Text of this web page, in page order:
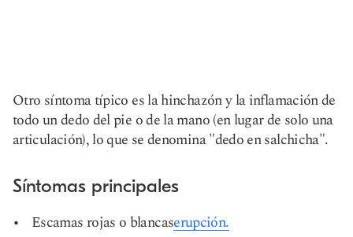
Otro síntoma típico es la hinchazón y la inflamación de
todo un dedo del pie o de la mano (en lugar de solo una
articulación), lo que se denomina "dedo en salchicha".
Síntomas principales
Escamas rojas o blancaserupción.